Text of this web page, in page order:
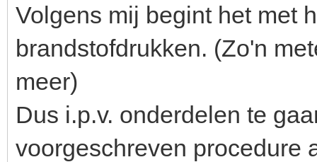
Volgens mij begint het met
brandstofdrukken. (Zo'n
meer)
Dus i.p.v. onderdelen te
voorgeschreven procedure